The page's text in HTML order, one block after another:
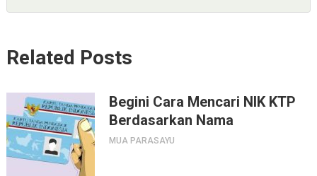
Related Posts
Begini Cara Mencari NIK KTP
Berdasarkan Nama
MUA PARASAYU